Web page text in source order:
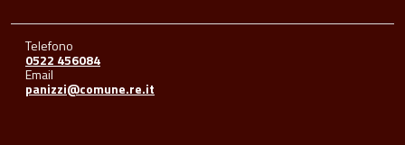
Telefono
0522 456084
Email
panizzi@comune.re.it